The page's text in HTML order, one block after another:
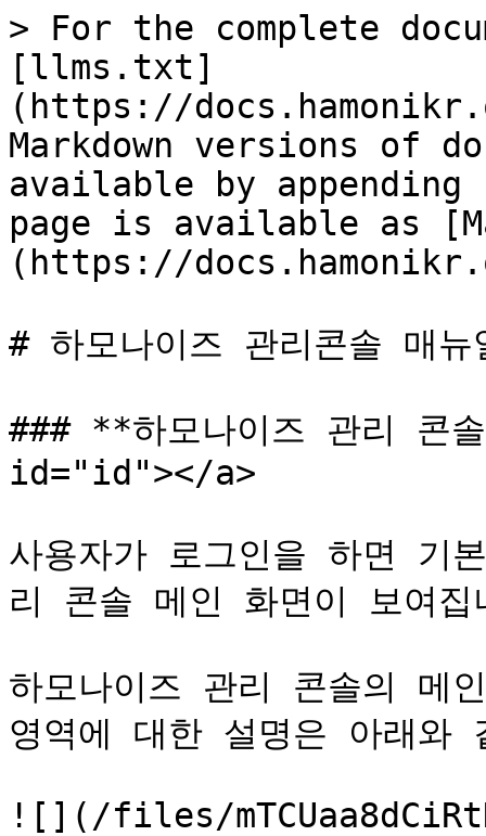
> For the complete
[llms.txt]
(https://
Markdown versions of
available by
page is available as
(https://
# 하모나이즈 관리콘솔 매뉴
### **하모나이즈 관리
id="id"></a>
사용자가 로그인을 하면 기
리 콘솔 메인 화면이 보여
하모나이즈 관리 콘솔의 메
영역에 대한 설명은 아래와
![](/files/